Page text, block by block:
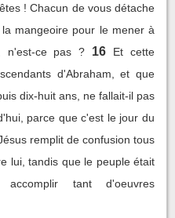
! Chacun de vous détache
mangeoire pour le mener à
n'est-ce pas ?
16
Et cette
d'Abraham, et que
dix-huit ans, ne fallait-il pas
parce que c'est le jour du
remplit de confusion tous
lui, tandis que le peuple était
tant d'oeuvres